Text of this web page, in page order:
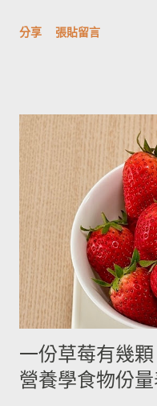
被附近的馬鈴薯泥吸收。
落擺放三個月。...
用材料容量重量換算表 名
3.9g --------- --------- 可可
利丁粉 3.3g 10g 細鹽
糖 4g 13g 170g 糖粉 2g 6g
14g 190g 鮮奶油 5g 15g
180g 牛奶 6g 17g 210g 煉
水 5g 15g 200g 可可粉 2g
- ------- 170g 引用自 Mami
分享 張貼留言
一份草莓有幾
營養學食物份